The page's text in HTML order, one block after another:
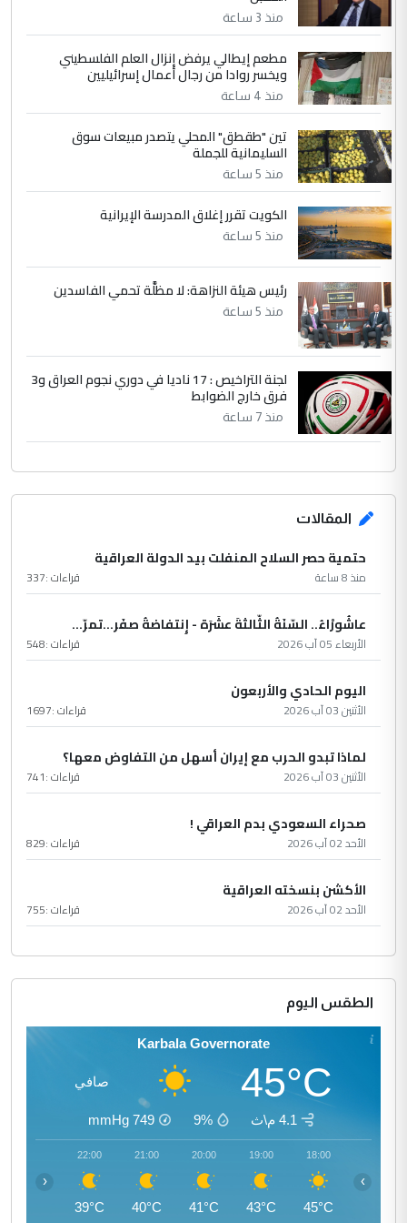
مضجعيك يابن الزنا (نص كامل)
5 حيدر عاشور
التعليق : تحياتي لك استاذ حامدتركان. كلام
دقيق ومسؤول؛ فالاستثمار الحقيقي للإنسان
وثروات البلد يعتمد على الكفاءة ...
الموضوع :
بين الإهمال واغتصاب الأرض.. بلاد
الرافدين تعاني الجفاف والتصحر!!
منذ 3 ساعة
مطعم إيطالي يرفض إنزال العلم الفلسطيني
ويخسر روادا من رجال أعمال إسرائيليين
منذ 4 ساعة
تين "طقطق" المحلي يتصدر مبيعات سوق
السليمانية للجملة
منذ 5 ساعة
الكويت تقرر إغلاق المدرسة الإيرانية
منذ 5 ساعة
رئيس هيئة النزاهة: لا مظلَّة تحمي الفاسدين
منذ 5 ساعة
لجنة التراخيص : 17 ناديا في دوري نجوم العراق و3
فرق خارج الضوابط
منذ 7 ساعة
المقالات
حتمية حصر السلاح المنفلت بيد الدولة العراقية
منذ 8 ساعة قراءات :337
عاشُورْاءُ.. السّنَةُ الثّالثةَ عشَرَة - إِنتفاضةُ صفَر…تمرّ...
الأربعاء 05 آب 2026 قراءات :548
اليوم الحادي والأربعون
الأثنين 03 آب 2026 قراءات :1697
لماذا تبدو الحرب مع إيران أسهل من التفاوض معها؟
الأثنين 03 آب 2026 قراءات :741
صحراء السعودي بدم العراقي !
الأحد 02 آب 2026 قراءات :829
الأكشن بنسخته العراقية
الأحد 02 آب 2026 قراءات :755
الطقس اليوم
Karbala Governorate
45°C صافي
4.1 م\ث 9%
749
mmHg
18:00
45°C
19:00
43°C
20:00
41°C
21:00
40°C
22:00
39°C
‹ ›